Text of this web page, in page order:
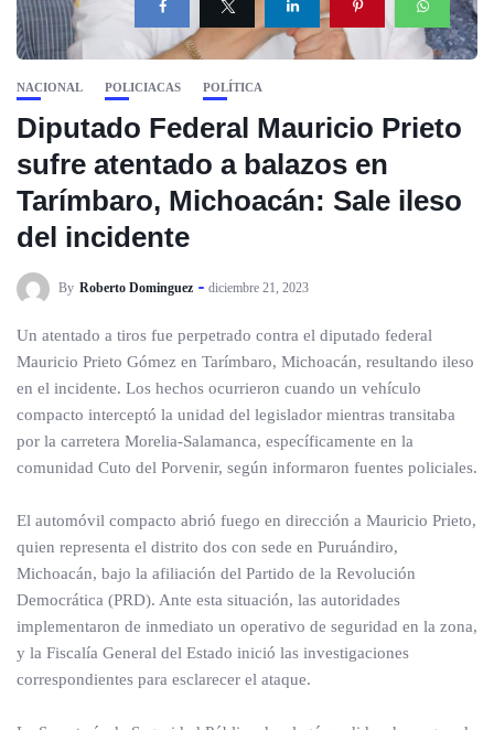
NACIONAL POLICIACAS POLÍTICA
Diputado Federal Mauricio Prieto
sufre atentado a balazos en
Tarímbaro, Michoacán: Sale ileso
del incidente
By Roberto Dominguez diciembre 21, 2023
Un atentado a tiros fue perpetrado contra el diputado federal
Mauricio Prieto Gómez en Tarímbaro, Michoacán, resultando ileso
en el incidente. Los hechos ocurrieron cuando un vehículo
compacto interceptó la unidad del legislador mientras transitaba
por la carretera Morelia-Salamanca, específicamente en la
comunidad Cuto del Porvenir, según informaron fuentes policiales.
El automóvil compacto abrió fuego en dirección a Mauricio Prieto,
quien representa el distrito dos con sede en Puruándiro,
Michoacán, bajo la afiliación del Partido de la Revolución
Democrática (PRD). Ante esta situación, las autoridades
implementaron de inmediato un operativo de seguridad en la zona,
y la Fiscalía General del Estado inició las investigaciones
correspondientes para esclarecer el ataque.